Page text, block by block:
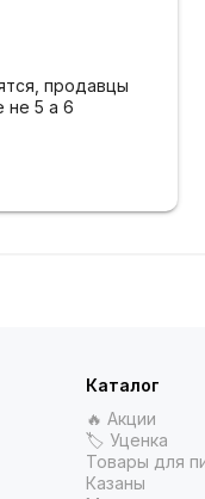
продавцы
не 5 а 6
Каталог
🔥 Акции
🏷 Уценка
Товары для
Казаны